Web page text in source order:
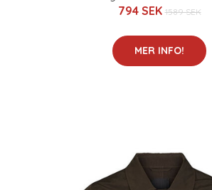
794 SEK 1589 SEK
MER INFO!